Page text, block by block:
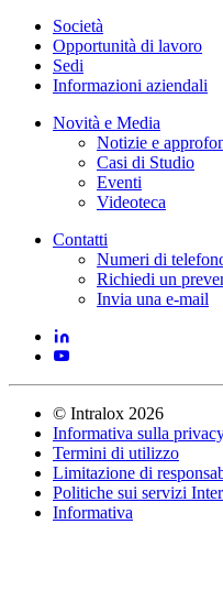
Società
Opportunità di lavoro
Sedi
Informazioni aziendali
Novità e Media
Notizie e
Casi di Studio
Eventi
Videoteca
Contatti
Numeri di
Richiedi un
Invia una e-mail
© Intralox 2026
Informativa sulla
Termini di utilizzo
Limitazione di
Politiche sui servizi
Informativa